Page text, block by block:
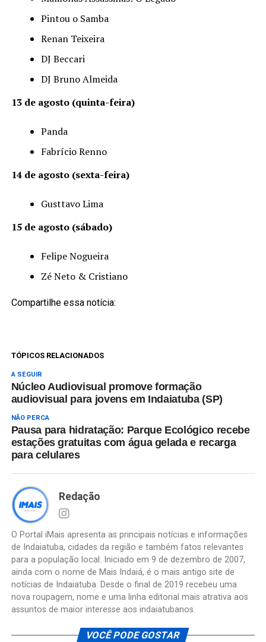
Pintou o Samba
Renan Teixeira
DJ Beccari
DJ Bruno Almeida
13 de agosto (quinta-feira)
Panda
Fabrício Renno
14 de agosto (sexta-feira)
Gusttavo Lima
15 de agosto (sábado)
Felipe Nogueira
Zé Neto & Cristiano
Compartilhe essa notícia:
TÓPICOS RELACIONADOS
A SEGUIR
Núcleo Audiovisual promove formação
audiovisual para jovens em Indaiatuba (SP)
NÃO PERCA
Pausa para hidratação: Parque Ecológico recebe
estações gratuitas com água gelada e recarga
para celulares
Redação
O Portal iMais apresenta as principais notícias e informações
de Indaiatuba, cidades da região e também fatos relevantes
para a população local. Iniciado em 9 de dezembro de 2007,
ainda com o nome de Mais Indaiá, é o mais antigo site de
notícias de Indaiatuba. Desde o final de 2019 recebeu uma
nova roupagem, nome e uma linha editorial mais atrativa aos
assuntos de maior interesse aos indaiatubanos.
VOCÊ PODE GOSTAR